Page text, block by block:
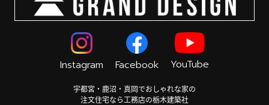
Instagram Facebook YouTube
宇都宮・鹿沼・真岡でおしゃれな家の
注文住宅なら工務店の栃木建築社